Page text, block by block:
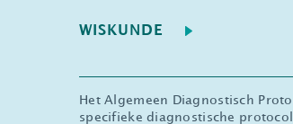
WISKUNDE
Het Algemeen Diagnostisch
specifieke diagnostische